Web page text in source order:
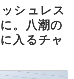
シュレス
。八潮の
入るチャ